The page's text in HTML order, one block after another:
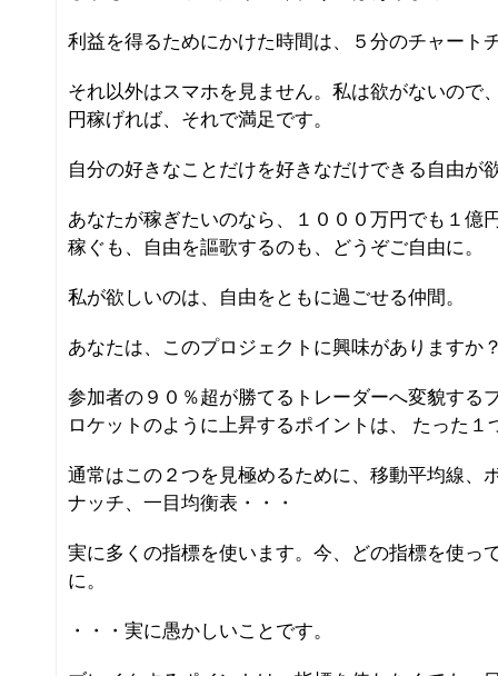
利益を得るためにかけた時間は、５分のチャート
それ以外はスマホを見ません。私は欲がないので
円稼げれば、それで満足です。
自分の好きなことだけを好きなだけできる自由が
あなたが稼ぎたいのなら、１０００万円でも１億
稼ぐも、自由を謳歌するのも、どうぞご自由に。
私が欲しいのは、自由をともに過ごせる仲間。
あなたは、このプロジェクトに興味がありますか
参加者の９０％超が勝てるトレーダーへ変貌する
ロケットのように上昇するポイントは、 たった１
通常はこの２つを見極めるために、移動平均線、
ナッチ、一目均衡表・・・
実に多くの指標を使います。今、どの指標を使っ
に。
・・・実に愚かしいことです。